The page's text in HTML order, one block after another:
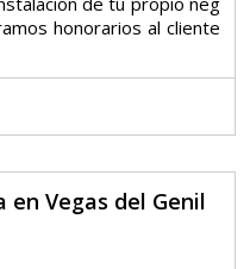
honorarios al cliente
en Vegas del Genil